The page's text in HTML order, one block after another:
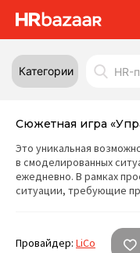
Категории
Сюжетная игра
Это уникальная
в смоделированных
ежедневно. В рамках
ситуации, требующие
Провайдер: LiCo